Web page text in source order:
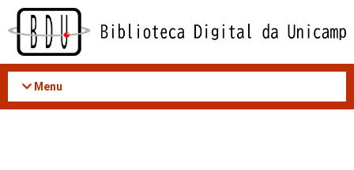
Acessar
conteúdo
Menu